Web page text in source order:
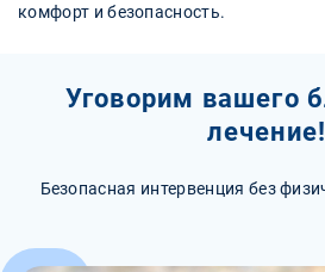
комфорт и безопасность.
Уговорим вашего
лечение!
Безопасная интервенция без